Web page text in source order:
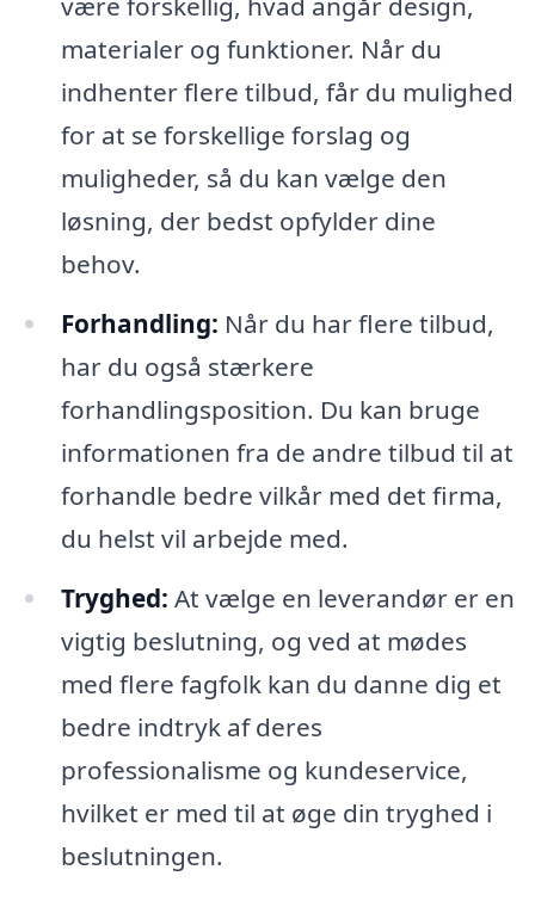
materialer og funktioner. Når du
indhenter flere tilbud, får du mulighed
for at se forskellige forslag og
muligheder, så du kan vælge den
løsning, der bedst opfylder dine
behov.
Forhandling: Når du har flere tilbud,
har du også stærkere
forhandlingsposition. Du kan bruge
informationen fra de andre tilbud til at
forhandle bedre vilkår med det firma,
du helst vil arbejde med.
Tryghed: At vælge en leverandør er en
vigtig beslutning, og ved at mødes
med flere fagfolk kan du danne dig et
bedre indtryk af deres
professionalisme og kundeservice,
hvilket er med til at øge din tryghed i
beslutningen.